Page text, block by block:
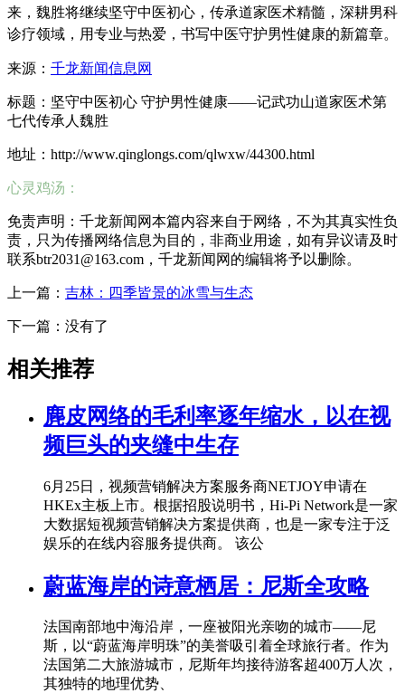
来，魏胜将继续坚守中医初心，传承道家医术精髓，深耕男科
诊疗领域，用专业与热爱，书写中医守护男性健康的新篇章。
来源： 千龙新闻信息网
标题：坚守中医初心 守护男性健康——记武功山道家医术第
七代传承人魏胜
地址：http://www.qinglongs.com/qlwxw/44300.html
心灵鸡汤：
免责声明：千龙新闻网本篇内容来自于网络，不为其真实性负
责，只为传播网络信息为目的，非商业用途，如有异议请及时
联系btr2031@163.com，千龙新闻网的编辑将予以删除。
上一篇： 吉林：四季皆景的冰雪与生态
下一篇：没有了
相关推荐
麂皮网络的毛利率逐年缩水，以在视
频巨头的夹缝中生存
6月25日，视频营销解决方案服务商NETJOY申请在
HKEx主板上市。根据招股说明书，Hi-Pi Network是一家
大数据短视频营销解决方案提供商，也是一家专注于泛
娱乐的在线内容服务提供商。 该公
蔚蓝海岸的诗意栖居：尼斯全攻略
法国南部地中海沿岸，一座被阳光亲吻的城市——尼
斯，以“蔚蓝海岸明珠”的美誉吸引着全球旅行者。作为
法国第二大旅游城市，尼斯年均接待游客超400万人次，
其独特的地理优势、